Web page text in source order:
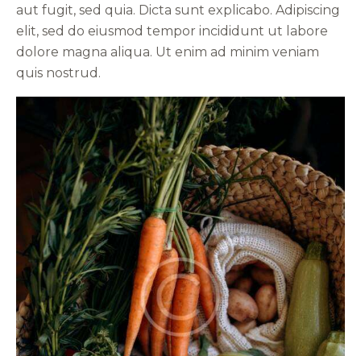
aut fugit, sed quia. Dicta sunt explicabo. Adipiscing
elit, sed do eiusmod tempor incididunt ut labore
dolore magna aliqua. Ut enim ad minim veniam
quis nostrud.